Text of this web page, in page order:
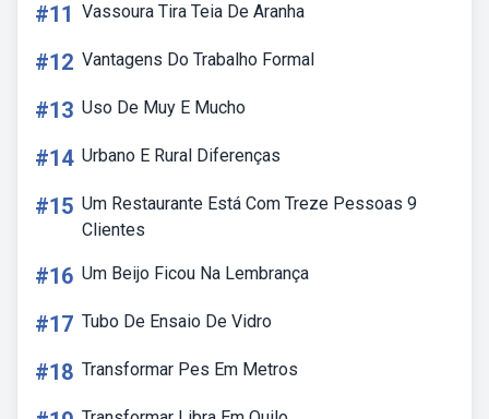
#11 Vassoura Tira Teia De Aranha
#12 Vantagens Do Trabalho Formal
#13 Uso De Muy E Mucho
#14 Urbano E Rural Diferenças
#15 Um Restaurante Está Com Treze Pessoas 9
Clientes
#16 Um Beijo Ficou Na Lembrança
#17 Tubo De Ensaio De Vidro
#18 Transformar Pes Em Metros